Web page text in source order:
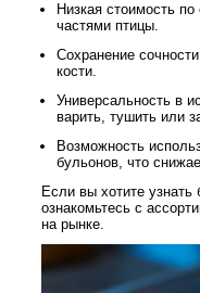
Низкая стоимость
частями птицы.
Сохранение
кости.
Универсальность в
варить, тушить или
Возможность
бульонов, что
Если вы хотите
ознакомьтесь с
на рынке.